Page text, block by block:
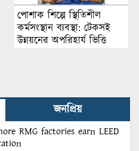
পোশাক শিল্পে স্থিতিশীল
কর্মসংস্থান ব্যবস্থা: টেকসই
উন্নয়নের অপরিহার্য ভিত্তি
জনপ্রিয়
RMG factories earn LEED